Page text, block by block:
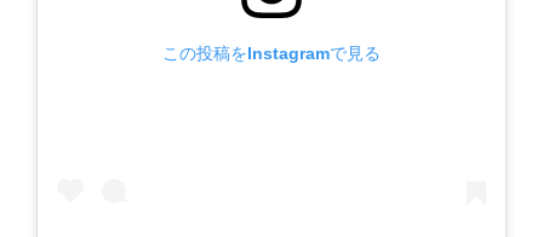
この投稿をInstagramで見る